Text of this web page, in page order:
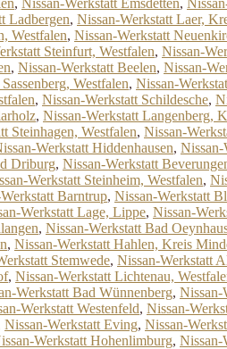
, Nissan-Werkstatt Emsdetten,
Ladbergen, Nissan-Werkstatt Laer,
Westfalen, Nissan-Werkstatt
Steinfurt, Westfalen, Nissan-
, Nissan-Werkstatt Beelen, Nissan-
Westfalen, Nissan-
, Nissan-Werkstatt Schildesche,
, Nissan-Werkstatt Langenberg,
Steinhagen, Westfalen, Nissan-
Werkstatt Hiddenhausen,
Driburg, Nissan-Werkstatt
Werkstatt Steinheim, Westfalen,
Barntrup, Nissan-Werkstatt
Werkstatt Lage, Lippe, Nissan-
, Nissan-Werkstatt Bad
, Nissan-Werkstatt Hahlen, Kreis
Stemwede, Nissan-Werkstatt
, Nissan-Werkstatt Lichtenau,
Werkstatt Bad Wünnenberg, Nissan-
Werkstatt Westenfeld, Nissan-
Nissan-Werkstatt Eving, Nissan-
Werkstatt Hohenlimburg, Nissan-